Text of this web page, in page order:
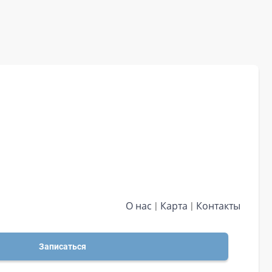
О нас Карта Контакты
Записаться